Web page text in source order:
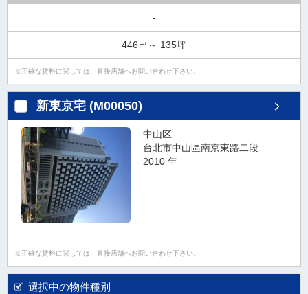
選択中の物件種別
-
446㎡～ 135坪
正確な賃料に関しては、直接店舗へお問い合わせ下さい。
新東京宅 (M00050)
中山区
台北市中山區南京東路二段
2010 年
正確な賃料に関しては、直接店舗へお問い合わせ下さい。